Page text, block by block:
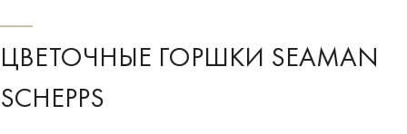
ЦВЕТОЧНЫЕ ГОРШКИ SEAMAN
SCHEPPS